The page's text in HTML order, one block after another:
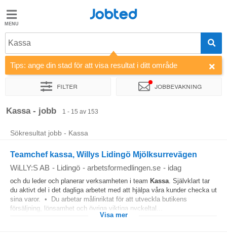
Jobted
Jobb
Löner
Jobted
Kassa
Tips: ange din stad för att visa resultat i ditt område
Filter Jobbevakning
Sortera efter Företag
Kassa - jobb 1 - 15 av 153
Sökresultat jobb - Kassa
Teamchef kassa, Willys Lidingö Mjölksurrevägen
WiLLY:S AB - Lidingö - arbetsformedlingen.se - idag
och du leder och planerar verksamheten i team Kassa. Självklart tar
du aktivt del i det dagliga arbetet med att hjälpa våra kunder checka ut
sina varor. • Du arbetar målinriktat för att utveckla butikens
försäljning, lönsamhet och övriga viktiga nyckeltal...
Visa mer